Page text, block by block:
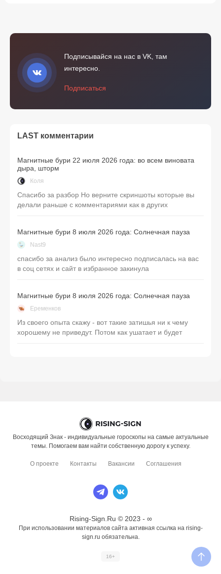
Подписывайся на нас в VK, там
интересно.
Подписаться
LAST комментарии
Магнитные бури 22 июля 2026 года: во всем виновата
дыра, шторм
Коля
Спасибо за разбор Но верните скриншоты которые вы
делали раньше с комментариями как в других
Магнитные бури 8 июля 2026 года: Солнечная пауза
Nast9
спасибо за анализ было интересно подписалась на вас
в соц сетях и сайт в избранное закинула
Магнитные бури 8 июля 2026 года: Солнечная пауза
Еременков
Из своего опыта скажу - вот такие затишья ни к чему
хорошему не приведут. Потом как ушатает и будет
Восходящий Знак - индивидуальные гороскопы на самые актуальные
темы. Помогаем вам найти собственную дорогу к успеху.
О проекте Контакты Вакансии Соглашения
Rising-Sign.Ru © 2023 - ∞
При использовании материалов сайта активная ссылка на rising-
sign.ru обязательна.
16+